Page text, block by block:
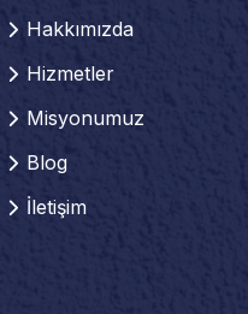
Hakkımızda
Hizmetler
Misyonumuz
Blog
İletişim